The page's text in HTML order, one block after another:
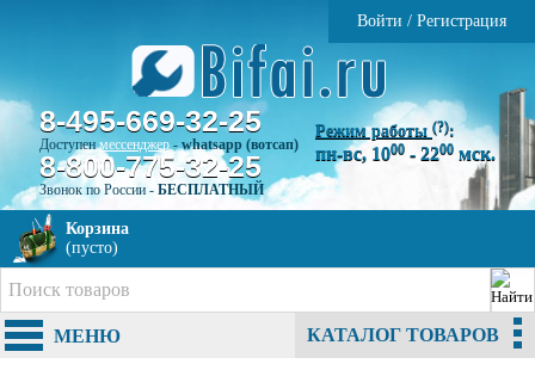
Войти / Регистрация
8-495-669-32-25
Доступенмессенджер-whatsapp (вотсап)
8-800-775-32-25
Звонок по России - БЕСПЛАТНЫЙ
Режим работы (?):
пн-вс, 1000 - 2200 мск.
Корзина
(пусто)
МЕНЮ КАТАЛОГ ТОВАРОВ